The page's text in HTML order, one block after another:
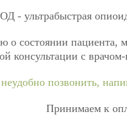
- ультрабыстрая
состоянии пациента,
консультации с
позвонить,
Принимаем к